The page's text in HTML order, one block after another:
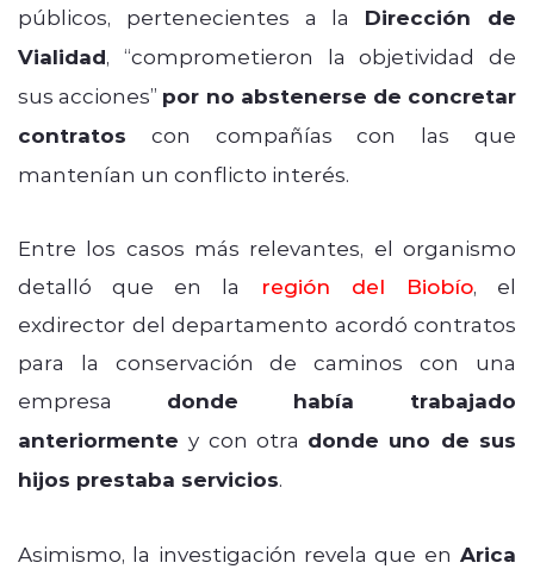
públicos, pertenecientes a la Dirección de
Vialidad, “comprometieron la objetividad de
sus acciones” por no abstenerse de concretar
contratos con compañías con las que
mantenían un conflicto interés.
Entre los casos más relevantes, el organismo
detalló que en la
región del Biobío, el
exdirector del departamento acordó contratos
para la conservación de caminos con una
empresa donde había trabajado
anteriormentey con otra donde uno de sus
hijos prestaba servicios.
Asimismo, la investigación revela que en Arica